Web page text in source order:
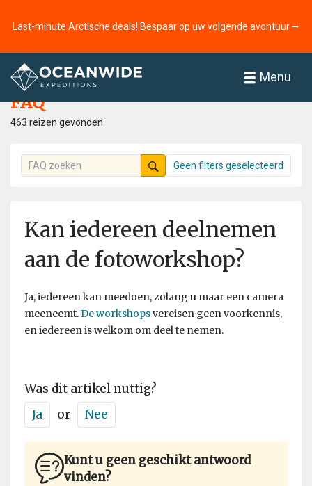
Last-minute Arctische deals! Bespaar op uw volgende avontuur ⭢
Menu
Home
FAQ
463 reizen gevonden
Geen filters geselecteerd
Kan iedereen deelnemen
aan de fotoworkshop?
Ja, iedereen kan meedoen, zolang u maar een camera
meeneemt.De workshopsvereisen geen voorkennis,
en iedereen is welkom om deel te nemen.
Was dit artikel nuttig?
Ja
or Nee
Kunt u geen geschikt antwoord
vinden?